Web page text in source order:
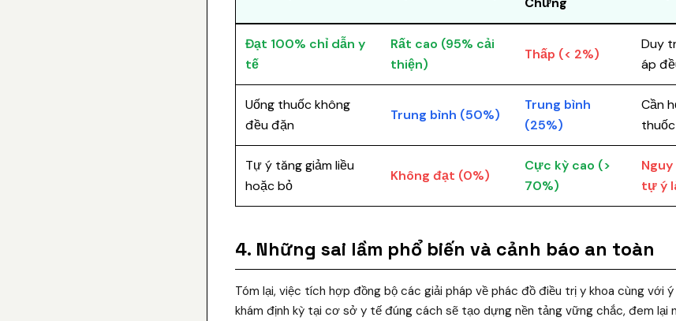
Đạt 100% chỉ dẫn y
tế
Rất cao (95% cải
thiện)
Thấp (< 2%)
Duy
áp
Uống thuốc không
đều đặn
Trung bình (50%)
Trung bình
(25%)
Cần
thuốc
Tự ý tăng giảm liều
hoặc bỏ
Không đạt (0%)
Cực kỳ cao (>
70%)
tự ý
4. Những sai lầm phổ biến và cảnh báo an toàn
Tóm lại, việc tích hợp đồng bộ các giải pháp về phác đồ điều trị y khoa cùng
khám định kỳ tại cơ sở y tế đúng cách sẽ tạo dựng nền tảng vững chắc, đem lại